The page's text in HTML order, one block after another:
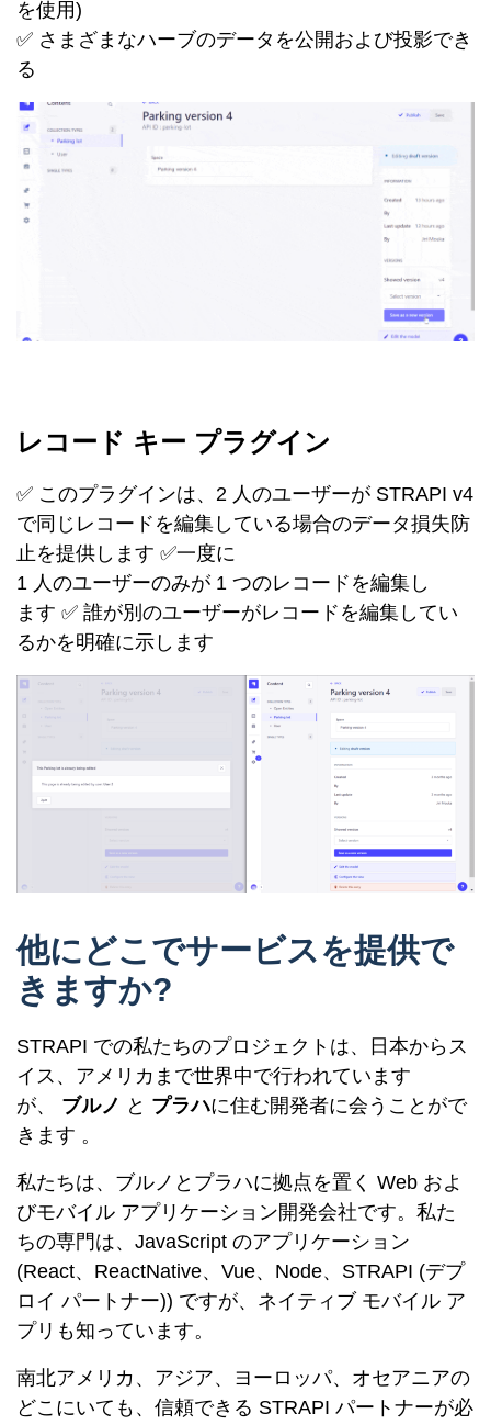
を使用)
✅ さまざまなハーブのデータを公開および投影でき
る
レコード キー プラグイン
✅ このプラグインは、2 人のユーザーが STRAPI v4
で同じレコードを編集している場合のデータ損失防
止を提供します ✅一度に
1 人のユーザーのみが 1 つのレコードを編集し
ます ✅ 誰が別のユーザーがレコードを編集してい
るかを明確に示します
他にどこでサービスを提供で
きますか?
STRAPI での私たちのプロジェクトは、日本からス
イス、アメリカまで世界中で行われています
が、 ブルノ と プラハに住む開発者に会うことがで
きます 。
私たちは、ブルノとプラハに拠点を置く Web およ
びモバイル アプリケーション開発会社です。私た
ちの専門は、JavaScript のアプリケーション
(React、ReactNative、Vue、Node、STRAPI (デプ
ロイ パートナー)) ですが、ネイティブ モバイル ア
プリも知っています。
南北アメリカ、アジア、ヨーロッパ、オセアニアの
どこにいても、信頼できる STRAPI パートナーが必